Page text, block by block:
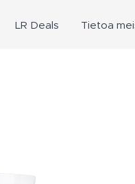
LR Deals Tietoa